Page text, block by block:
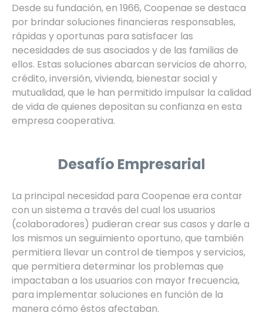
Desde su fundación, en 1966, Coopenae se destaca
por brindar soluciones financieras responsables,
rápidas y oportunas para satisfacer las
necesidades de sus asociados y de las familias de
ellos. Estas soluciones abarcan servicios de ahorro,
crédito, inversión, vivienda, bienestar social y
mutualidad, que le han permitido impulsar la calidad
de vida de quienes depositan su confianza en esta
empresa cooperativa.
Desafío Empresarial
La principal necesidad para Coopenae era contar
con un sistema a través del cual los usuarios
(colaboradores) pudieran crear sus casos y darle a
los mismos un seguimiento oportuno, que también
permitiera llevar un control de tiempos y servicios,
que permitiera determinar los problemas que
impactaban a los usuarios con mayor frecuencia,
para implementar soluciones en función de la
manera cómo éstos afectaban.